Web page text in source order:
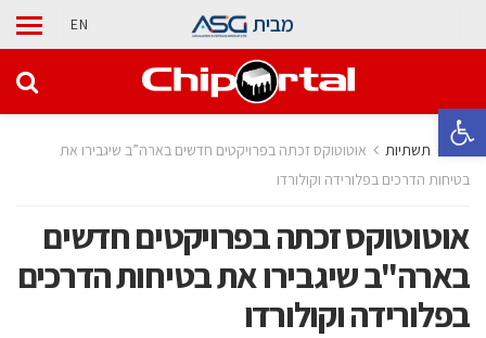
פתח סרגל נגישות
מבית EN
בית תשתיות
אוטוטוקס זכתה בפרויקטים חדשים בארה”ב שיגבירו את
בטיחות הדרכים בפלורידה וקולורדו
אוטוטוקס זכתה בפרויקטים חדשים
בארה"ב שיגבירו את בטיחות הדרכים
בפלורידה וקולורדו